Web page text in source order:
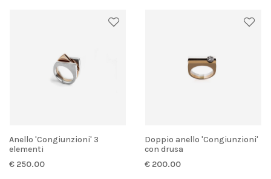
Anello 'Congiunzioni' 3
elementi
€ 250.00
Doppio anello 'Congiunzioni'
con drusa
€ 200.00